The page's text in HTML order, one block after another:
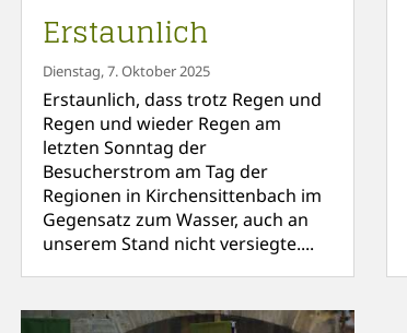
Erstaunlich
Dienstag, 7. Oktober 2025
Erstaunlich, dass trotz Regen und
Regen und wieder Regen am
letzten Sonntag der
Besucherstrom am Tag der
Regionen in Kirchensittenbach im
Gegensatz zum Wasser, auch an
unserem Stand nicht versiegte....